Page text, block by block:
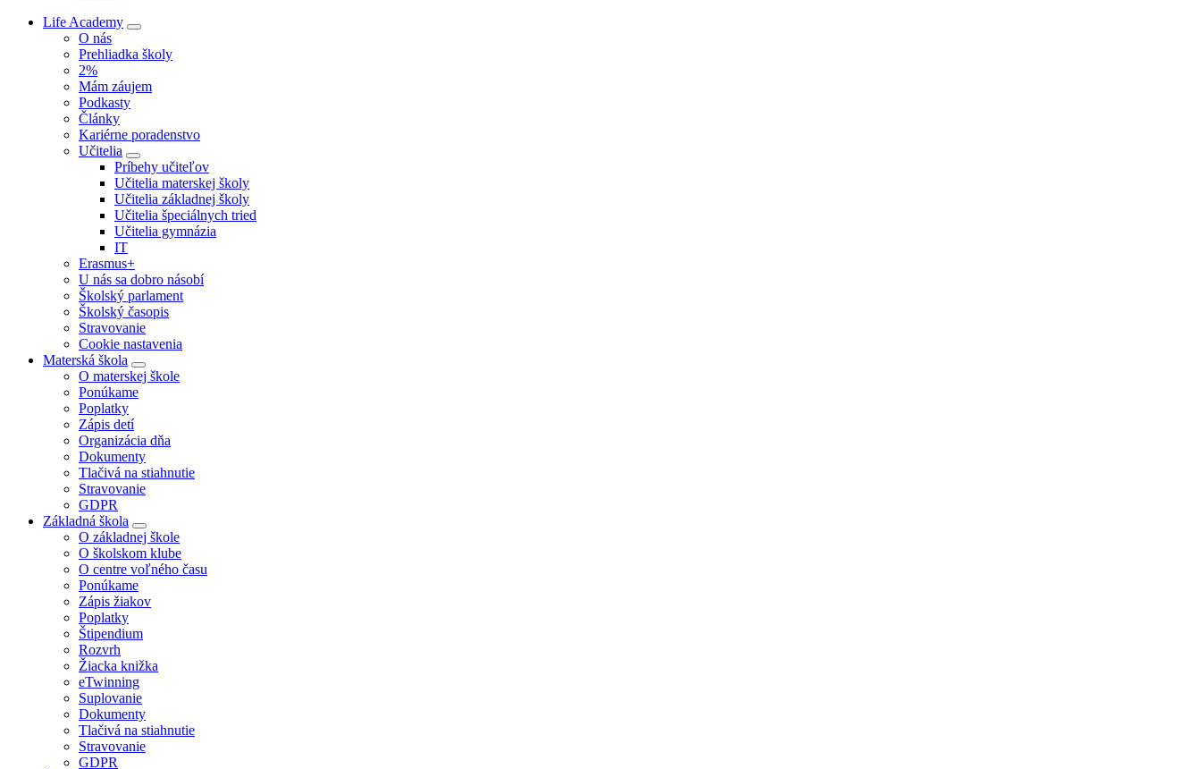
Life Academy
O nás
Prehliadka školy
2%
Mám záujem
Podkasty
Články
Kariérne poradenstvo
Učitelia
Príbehy učiteľov
Učitelia materskej školy
Učitelia základnej školy
Učitelia špeciálnych tried
Učitelia gymnázia
IT
Erasmus+
U nás sa dobro násobí
Školský parlament
Školský časopis
Stravovanie
Cookie nastavenia
Materská škola
O materskej škole
Ponúkame
Poplatky
Zápis detí
Organizácia dňa
Dokumenty
Tlačivá na stiahnutie
Stravovanie
GDPR
Základná škola
O základnej škole
O školskom klube
O centre voľného času
Ponúkame
Zápis žiakov
Poplatky
Štipendium
Rozvrh
Žiacka knižka
eTwinning
Suplovanie
Dokumenty
Tlačivá na stiahnutie
Stravovanie
GDPR